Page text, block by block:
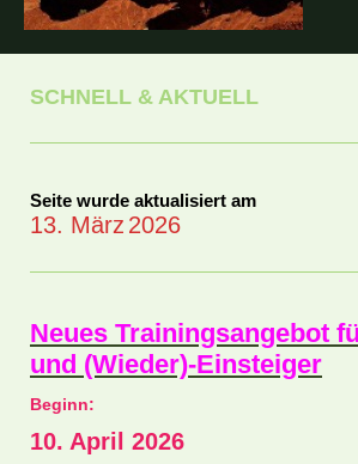
SCHNELL & AKTUELL
Seite wurde aktualisiert am
13. März 2026
Neues Trainingsangebot
und (Wieder)-Einsteiger
Beginn:
10. April 2026